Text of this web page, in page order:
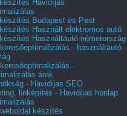
Havidíjas
Budapest és Pest
Használt elektromos autó
Használtautó németország
- használtautó
-
árak
- Havidíjas SEO
linképítés - Havidíjas honlap
készítés